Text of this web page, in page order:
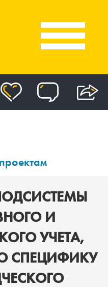
И
УЧЕТА,
СПЕЦИФИКУ